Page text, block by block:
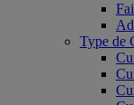
Type de